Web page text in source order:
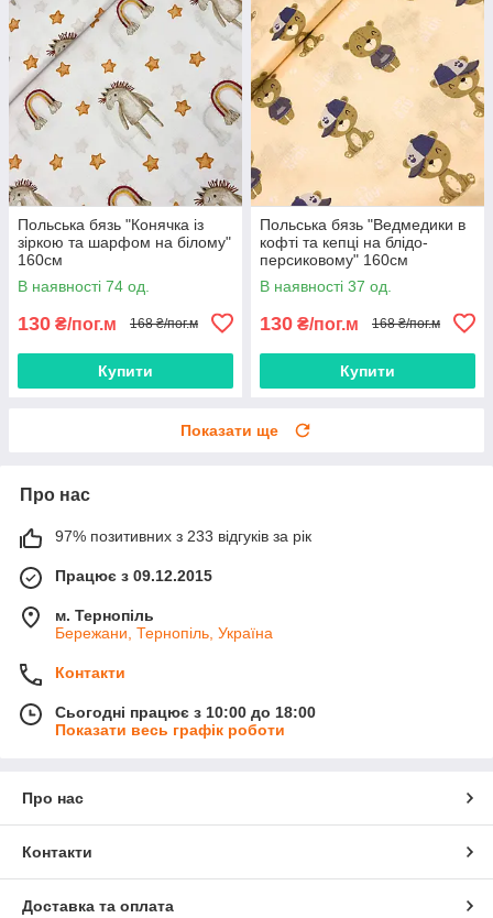
Польська бязь "Конячка із
зіркою та шарфом на білому"
160см
В наявності 74 од.
130 ₴/пог.м 168 ₴/пог.м
Купити
Польська бязь "Ведмедики в
кофті та кепці на блідо-
персиковому" 160см
В наявності 37 од.
130 ₴/пог.м 168 ₴/пог.м
Купити
Показати ще
Про нас
97% позитивних з 233 відгуків за рік
Працює з 09.12.2015
м. Тернопіль
Бережани, Тернопіль, Україна
Контакти
Сьогодні працює з 10:00 до 18:00
Показати весь графік роботи
Про нас
Контакти
Доставка та оплата